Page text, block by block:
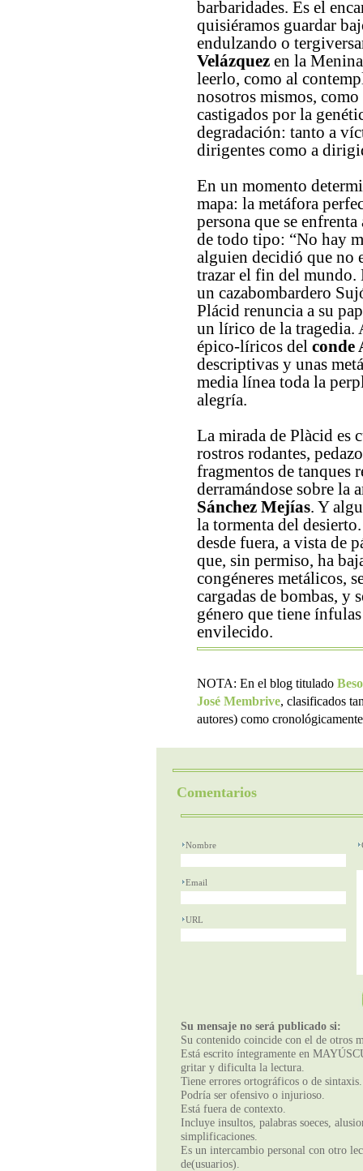
barbaridades. Es el
quisiéramos guardar
endulzando o
Velázquez en la
leerlo, como al
nosotros mismos,
castigados por la
degradación: tanto a
dirigentes como a
En un momento
mapa: la metáfora
persona que se
de todo tipo: “No hay
alguien decidió que no
trazar el fin del mundo.
un cazabombardero
Plácid renuncia a su
un lírico de la tragedia.
épico-líricos del conde
descriptivas y unas
media línea toda la
alegría.
La mirada de Plàcid es
rostros rodantes,
fragmentos de tanques
derramándose sobre la
Sánchez Mejías. Y
la tormenta del
desde fuera, a vista de
que, sin permiso, ha
congéneres metálicos,
cargadas de bombas, y
género que tiene
envilecido.
NOTA: En el blog titulado
José Membrive, clasificados
autores) como
Comentarios
Nombre
Email
URL
Su mensaje no será publicado si:
Su contenido coincide con el de otros
Está escrito íntegramente en
gritar y dificulta la lectura.
Tiene errores ortográficos o de sintaxis.
Podría ser ofensivo o injurioso.
Está fuera de contexto.
Incluye insultos, palabras soeces,
simplificaciones.
Es un intercambio personal con otro
de(usuarios).